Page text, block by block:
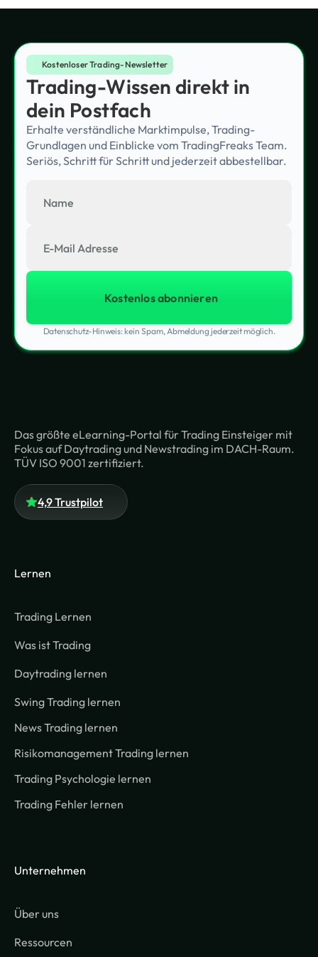
Kostenloser Trading-Newsletter
Trading-Wissen direkt in
dein Postfach
Erhalte verständliche Marktimpulse, Trading-
Grundlagen und Einblicke vom TradingFreaks Team.
Seriös, Schritt für Schritt und jederzeit abbestellbar.
Datenschutz-Hinweis: kein Spam, Abmeldung jederzeit möglich.
Das größte eLearning-Portal für Trading Einsteiger mit
Fokus auf Daytrading und Newstrading im DACH-Raum.
TÜV ISO 9001 zertifiziert.
4,9 Trustpilot
Lernen
Trading Lernen
Was ist Trading
Daytrading lernen
Swing Trading lernen
News Trading lernen
Risikomanagement Trading lernen
Trading Psychologie lernen
Trading Fehler lernen
Unternehmen
Über uns
Ressourcen